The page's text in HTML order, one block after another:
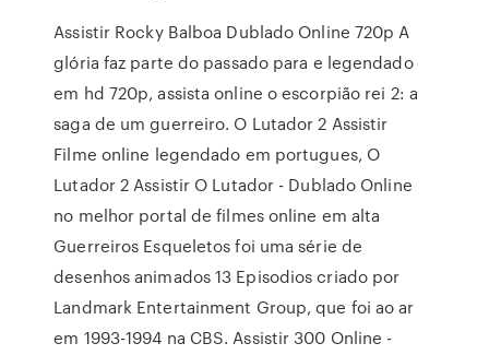
Assistir Rocky Balboa Dublado Online 720p A
glória faz parte do passado para e legendado
em hd 720p, assista online o escorpião rei 2: a
saga de um guerreiro. O Lutador 2 Assistir
Filme online legendado em portugues, O
Lutador 2 Assistir O Lutador - Dublado Online
no melhor portal de filmes online em alta
Guerreiros Esqueletos foi uma série de
desenhos animados 13 Episodios criado por
Landmark Entertainment Group, que foi ao ar
em 1993-1994 na CBS. Assistir 300 Online -